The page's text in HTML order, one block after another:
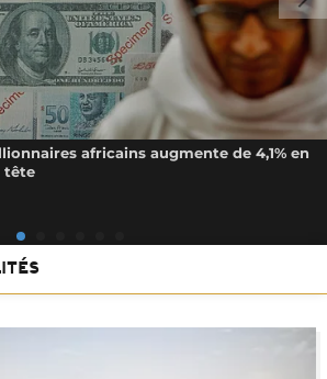
africains augmente de 4,1% en
tête